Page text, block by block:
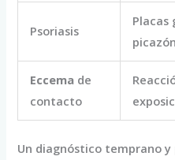
Psoriasis
Placas
picazón
Eccema de
contacto
Un diagnóstico temprano